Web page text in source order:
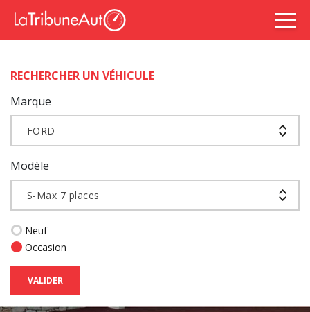
RECHERCHER UN VÉHICULE
Marque
FORD
Modèle
S-Max 7 places
Neuf
Occasion
VALIDER